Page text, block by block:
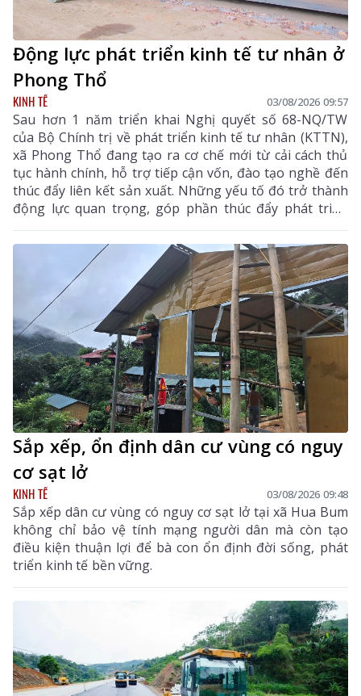
Động lực phát triển kinh tế tư nhân ở
Phong Thổ
KINH TẾ 03/08/2026 09:57
Sau hơn 1 năm triển khai Nghị quyết số 68-NQ/TW
của Bộ Chính trị về phát triển kinh tế tư nhân (KTTN),
xã Phong Thổ đang tạo ra cơ chế mới từ cải cách thủ
tục hành chính, hỗ trợ tiếp cận vốn, đào tạo nghề đến
thúc đẩy liên kết sản xuất. Những yếu tố đó trở thành
động lực quan trọng, góp phần thúc đẩy phát triển
kinh tế - xã hội của vùng đất biên cương, từng bước
khẳng định rõ nét vai trò của KTTN.
Sắp xếp, ổn định dân cư vùng có nguy
cơ sạt lở
KINH TẾ 03/08/2026 09:48
Sắp xếp dân cư vùng có nguy cơ sạt lở tại xã Hua Bum
không chỉ bảo vệ tính mạng người dân mà còn tạo
điều kiện thuận lợi để bà con ổn định đời sống, phát
triển kinh tế bền vững.